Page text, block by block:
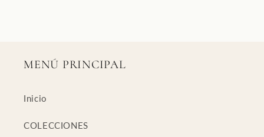
MENÚ PRINCIPAL
Inicio
COLECCIONES